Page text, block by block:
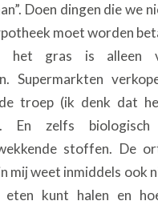
Doen dingen die we
moet worden
het gras is alleen
Supermarkten
troep (ik denk dat
En zelfs
stoffen. De
mij weet inmiddels ook
eten kunt halen en